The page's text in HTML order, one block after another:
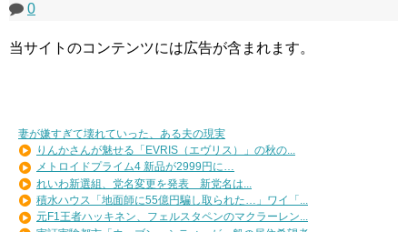
0
当サイトのコンテンツには広告が含まれます。
妻が嫌すぎて壊れていった、ある夫の現実
りんかさんが魅せる「EVRIS（エヴリス）」の秋の...
メトロイドプライム4 新品が2999円に…
れいわ新選組、党名変更を発表 新党名は...
積水ハウス「地面師に55億円騙し取られた…」ワイ「...
元F1王者ハッキネン、フェルスタペンのマクラーレン...